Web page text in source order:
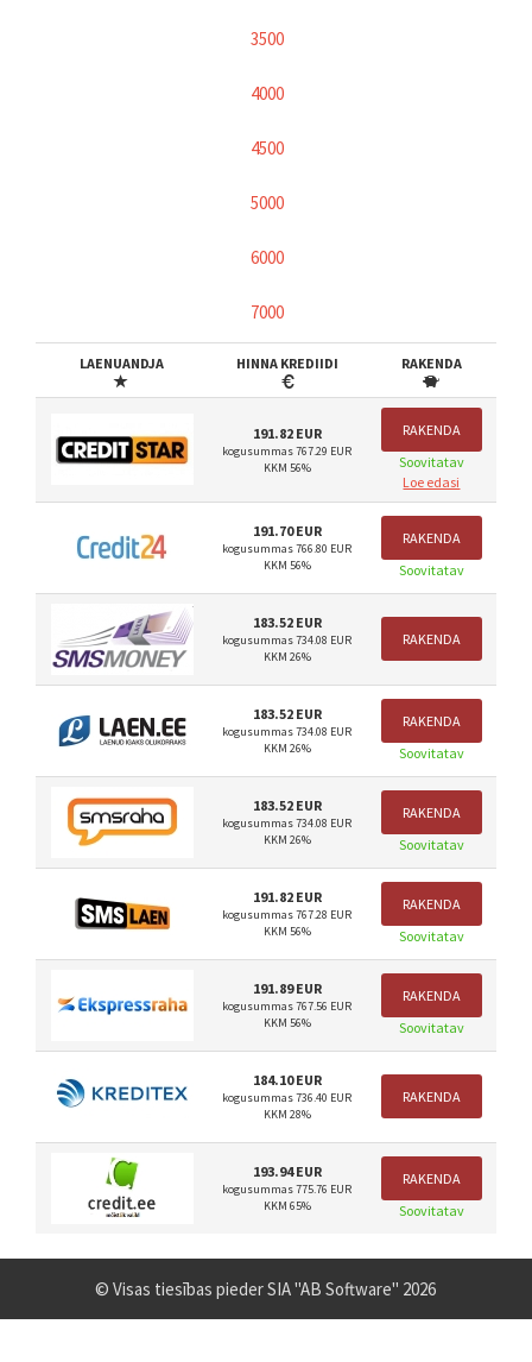
3500
4000
4500
5000
6000
7000
LAENUANDJA HINNA KREDIIDI RAKENDA
191.82 EUR
kogusummas 767.29 EUR
KKM 56%
RAKENDA
Soovitatav
Loe edasi
191.70 EUR
kogusummas 766.80 EUR
KKM 56%
RAKENDA
Soovitatav
183.52 EUR
kogusummas 734.08 EUR
KKM 26%
RAKENDA
183.52 EUR
kogusummas 734.08 EUR
KKM 26%
RAKENDA
Soovitatav
183.52 EUR
kogusummas 734.08 EUR
KKM 26%
RAKENDA
Soovitatav
191.82 EUR
kogusummas 767.28 EUR
KKM 56%
RAKENDA
Soovitatav
191.89 EUR
kogusummas 767.56 EUR
KKM 56%
RAKENDA
Soovitatav
184.10 EUR
kogusummas 736.40 EUR
KKM 28%
RAKENDA
193.94 EUR
kogusummas 775.76 EUR
KKM 65%
RAKENDA
Soovitatav
© Visas tiesības pieder SIA "AB Software" 2026